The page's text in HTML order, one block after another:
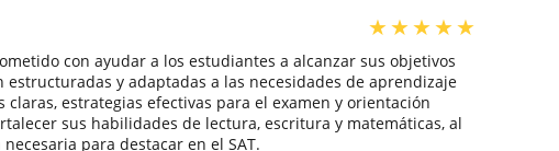
★★★★★
con ayudar a los estudiantes a alcanzar sus objetivos
estructuradas y adaptadas a las necesidades de aprendizaje
estrategias efectivas para el examen y orientación
sus habilidades de lectura, escritura y matemáticas, al
para destacar en el SAT.